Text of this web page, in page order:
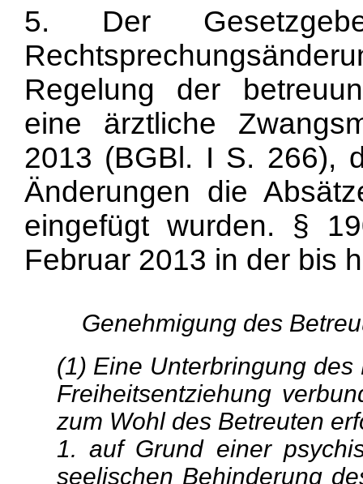
5. Der
Regelung der
eine ärztliche
2013 (BGBl. I S. 266),
Änderungen die
eingefügt wurden. §
Februar 2013 in der bis
Genehmigung des
(1) Eine Unterbringung
Freiheitsentziehung
zum Wohl des Betreuten
1. auf Grund einer
seelischen Behinderung